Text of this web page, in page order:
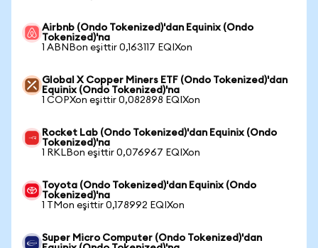
Airbnb (Ondo Tokenized)'dan Equinix (Ondo
Tokenized)'na
1 ABNBon eşittir 0,163117 EQIXon
Global X Copper Miners ETF (Ondo Tokenized)'dan
Equinix (Ondo Tokenized)'na
1 COPXon eşittir 0,082898 EQIXon
Rocket Lab (Ondo Tokenized)'dan Equinix (Ondo
Tokenized)'na
1 RKLBon eşittir 0,076967 EQIXon
Toyota (Ondo Tokenized)'dan Equinix (Ondo
Tokenized)'na
1 TMon eşittir 0,178992 EQIXon
Super Micro Computer (Ondo Tokenized)'dan